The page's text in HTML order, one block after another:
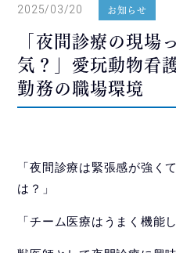
2025/03/20 お知らせ
「夜間診療の現場
気？」愛玩動物看
勤務の職場環境
「夜間診療は緊張感が強く
は？」
「チーム医療はうまく機能